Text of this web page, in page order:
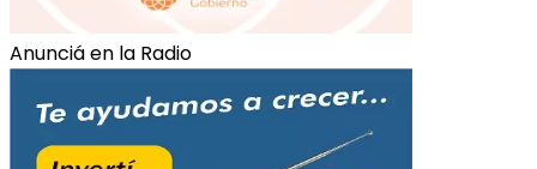
Anunciá en la Radio